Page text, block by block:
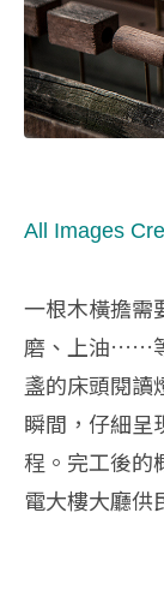
All Images
一根木橫擔需
磨、上油……
盞的床頭閱讀
瞬間，仔細呈
程。完工後的
電大樓大廳供